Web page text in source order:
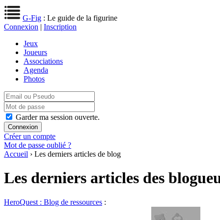
G-Fig : Le guide de la figurine
Connexion | Inscription
Jeux
Joueurs
Associations
Agenda
Photos
Garder ma session ouverte.
Créer un compte
Mot de passe oublié ?
Accueil › Les derniers articles de blog
Les derniers articles des
HeroQuest : Blog de ressources :